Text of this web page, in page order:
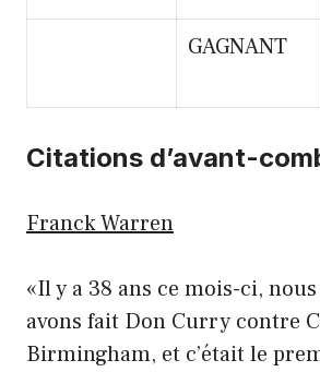
GAGNANT
Citations d’avant-
Franck Warren
«Il y a 38 ans ce mois-ci,
avons fait Don Curry contre
Birmingham, et c’était le